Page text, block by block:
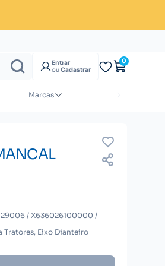
Entrar
ouCadastrar
0
Marcas
/ X636026100000 /
Tratores, Eixo Dianteiro